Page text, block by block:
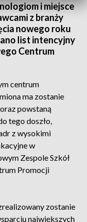
i miejsce
z branży
nowego roku
list intencyjny
Centrum
centrum
ma zostanie
powstaną
tego doszło,
z wysokimi
w
Zespole Szkół
Promocji
zostanie
największych